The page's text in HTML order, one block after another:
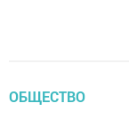
ОБЩЕСТВО